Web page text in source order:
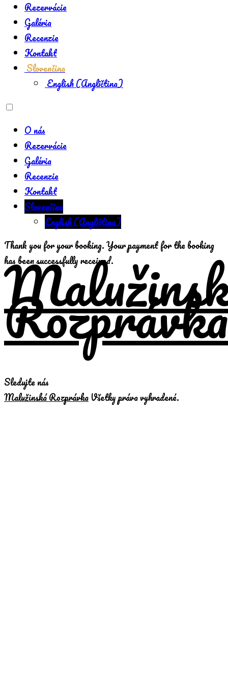
Rezervácie
Galéria
Recenzie
Kontakt
Slovenčina
English(Angličtina)
O nás
Rezervácie
Galéria
Recenzie
Kontakt
Slovenčina
English(Angličtina)
Thank you for your booking. Your payment for the booking
has been successfully received.
Rozprávka
Sledujte nás
Malužinská Rozprávka Všetky práva vyhradené.